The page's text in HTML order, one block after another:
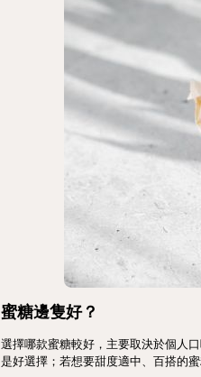
蜜糖邊隻好？
選擇哪款蜜糖較好，主要取決於個人
是好選擇；若想要甜度適中、百搭的